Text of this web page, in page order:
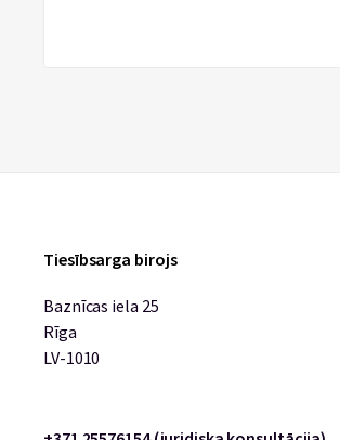
Tiesībsarga birojs
Baznīcas iela 25
Rīga
LV-1010